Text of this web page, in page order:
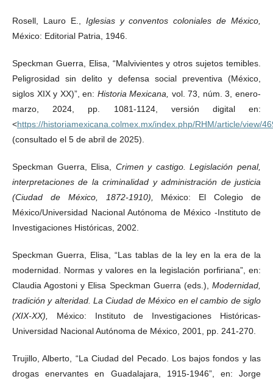
Rosell, Lauro E., Iglesias y conventos coloniales de México,
México: Editorial Patria, 1946.
Speckman Guerra, Elisa, “Malvivientes y otros sujetos temibles.
Peligrosidad sin delito y defensa social preventiva (México,
siglos XIX y XX)”, en: Historia Mexicana, vol. 73, núm. 3, enero-
marzo, 2024, pp. 1081-1124, versión digital en:
<https://historiamexicana.colmex.mx/index.php/RHM/article/view/
(consultado el 5 de abril de 2025).
Speckman Guerra, Elisa, Crimen y castigo. Legislación penal,
interpretaciones de la criminalidad y administración de justicia
(Ciudad de México, 1872-1910), México: El Colegio de
México/Universidad Nacional Autónoma de México -Instituto de
Investigaciones Históricas, 2002.
Speckman Guerra, Elisa, “Las tablas de la ley en la era de la
modernidad. Normas y valores en la legislación porfiriana”, en:
Claudia Agostoni y Elisa Speckman Guerra (eds.), Modernidad,
tradición y alteridad. La Ciudad de México en el cambio de siglo
(XIX-XX), México: Instituto de Investigaciones Históricas-
Universidad Nacional Autónoma de México, 2001, pp. 241-270.
Trujillo, Alberto, “La Ciudad del Pecado. Los bajos fondos y las
drogas enervantes en Guadalajara, 1915-1946”, en: Jorge